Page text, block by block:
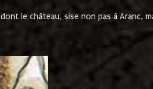
le château, sise non pas à Aranc,